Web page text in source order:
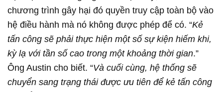
chương trình gây hại đó quyền truy cập toàn bộ vào
hệ điều hành mà nó không được phép để có. “Kẻ
tấn công sẽ phải thực hiện một số sự kiện hiếm khi,
kỳ lạ với tần số cao trong một khoảng thời gian.”
Ông Austin cho biết. “Và cuối cùng, hệ thống sẽ
chuyển sang trạng thái được ưu tiên để kẻ tấn công